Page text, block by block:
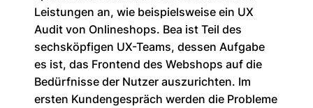
Leistungen an, wie beispielsweise ein UX
Audit von Onlineshops. Bea ist Teil des
sechsköpfigen UX-Teams, dessen Aufgabe
es ist, das Frontend des Webshops auf die
Bedürfnisse der Nutzer auszurichten. Im
ersten Kundengespräch werden die Probleme